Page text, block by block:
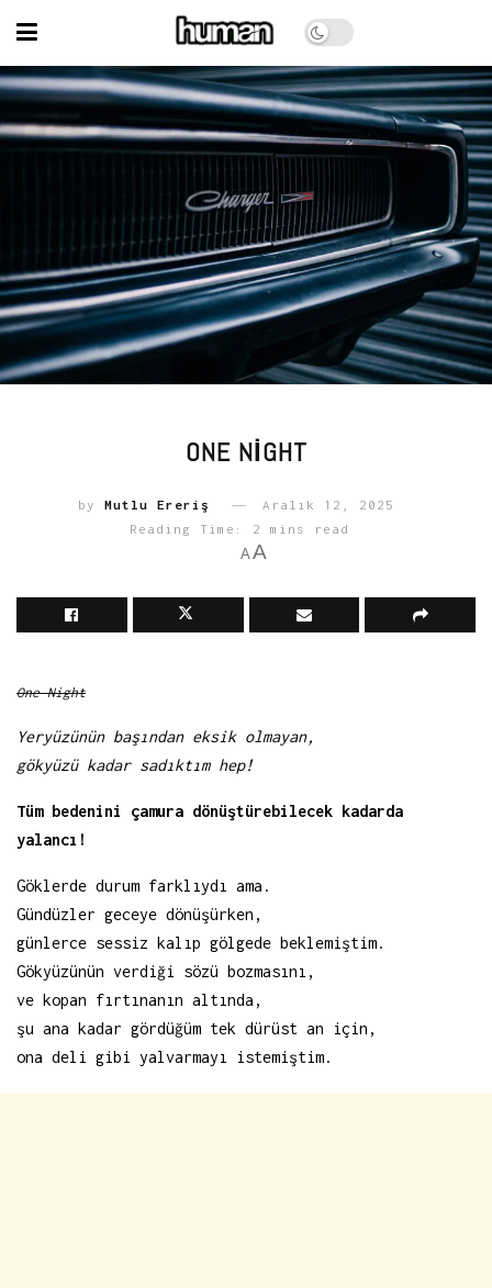
ONE NIGHT
by Mutlu Ereriş
Aralık 12, 2025
Reading Time: 2 mins read
AA
One Night
Yeryüzünün başından eksik olmayan,
gökyüzü kadar sadıktım hep!
Tüm bedenini çamura dönüştürebilecek kadarda
yalancı!
Göklerde durum farklıydı ama.
Gündüzler geceye dönüşürken,
günlerce sessiz kalıp gölgede beklemiştim.
Gökyüzünün verdiği sözü bozmasını,
ve kopan fırtınanın altında,
şu ana kadar gördüğüm tek dürüst an için,
ona deli gibi yalvarmayı istemiştim.